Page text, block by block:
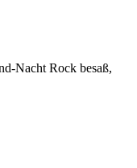
Nacht Rock besaß,